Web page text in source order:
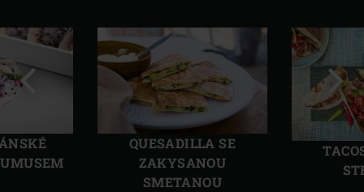
QUESADILLA SE
ZAKYSANOU
SMETANOU
Další